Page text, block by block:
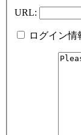
URL:
ログイン情